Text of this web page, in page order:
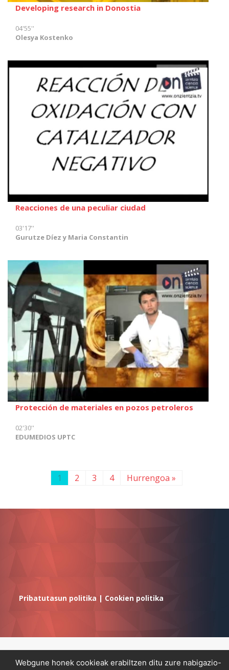
Developing research in Donostia
04'55''
Olesya Kostenko
Reacciones de una peculiar ciudad
03'17''
Gurutze Díez y Maria Constantin
Protección de materiales en pozos petroleros
02'30''
EDUMEDIOS UPTC
1 2 3 4 Hurrengoa »
Pribatutasun politika | Cookien politika
Webgune honek cookieak erabiltzen ditu zure nabigazio-